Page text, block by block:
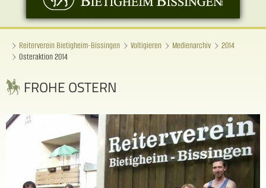
Reiterverein Bietigheim-Bissingen Voltigieren Medienarchiv
2014
Osteraktion 2014
FROHE OSTERN